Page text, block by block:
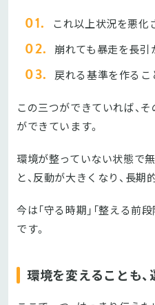
これ以上状況を悪化
崩れても暴走を長引
戻れる基準を作るこ
この三つができていれば、
ができています。
環境が整っていない状態で
と、反動が大きくなり、長期
今は「守る時期」「整える前
です。
環境を変えることも